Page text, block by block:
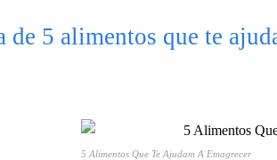
5 alimentos que te
5 Alimentos Que Te Ajudam A Emagrecer